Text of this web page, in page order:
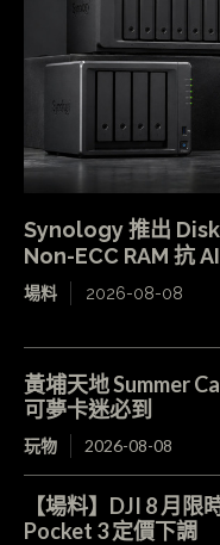
Synology 推出
Non-ECC RAM 抗
場料 2026-08-08
黃埔天地 Summer
可夢卡迷必到
玩物 2026-08-08
【場料】DJI 8 月限
Pocket 3 定價下調